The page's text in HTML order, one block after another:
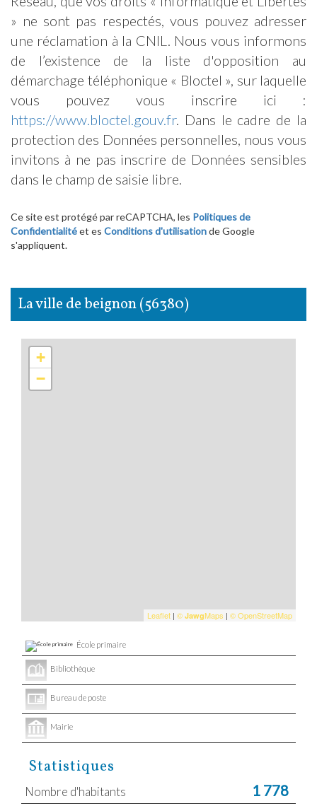
» ne sont pas respectés, vous pouvez adresser
une réclamation à la CNIL. Nous vous informons
de l’existence de la liste d'opposition au
démarchage téléphonique « Bloctel », sur laquelle
vous pouvez vous inscrire ici :
https://www.bloctel.gouv.fr. Dans le cadre de la
protection des Données personnelles, nous vous
invitons à ne pas inscrire de Données sensibles
dans le champ de saisie libre.
Ce site est protégé par reCAPTCHA, les Politiques de
Confidentialitéet es Conditions d'utilisationde Google
s'appliquent.
la ville de beignon (56380)
+
−
Leaflet | © JawgMaps | © OpenStreetMap
École primaire
Bibliothèque
Bureau de poste
Mairie
Statistiques
Nombre d'habitants 1 778